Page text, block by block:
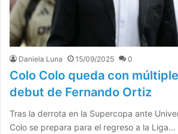
Daniela Luna 15/09/2025 0
Colo Colo queda con
debut de Fernando Ortiz
Tras la derrota en la Supercopa ante
Colo se prepara para el regreso a la Liga…